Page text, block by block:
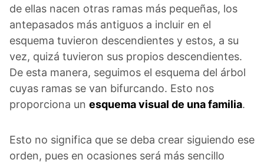
de ellas nacen otras ramas más pequeñas, los
antepasados más antiguos a incluir en el
esquema tuvieron descendientes y estos, a su
vez, quizá tuvieron sus propios descendientes.
De esta manera, seguimos el esquema del árbol
cuyas ramas se van bifurcando. Esto nos
proporciona un esquema visual de una familia.
Esto no significa que se deba crear siguiendo ese
orden, pues en ocasiones será más sencillo